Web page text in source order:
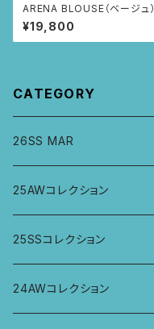
ARENA BLOUSE（ベージュ）
¥19,800
CATEGORY
26SS MAR
トップス
ジャケット、羽織
パンツ
25AWコレクション
トップス
パンツ
25SSコレクション
トップス
24AWコレクション